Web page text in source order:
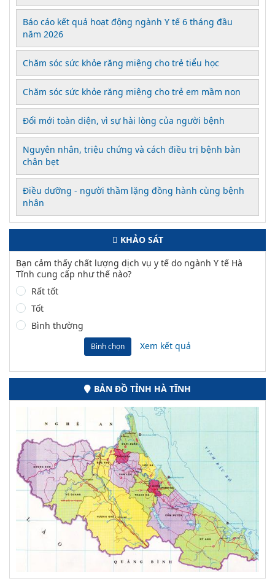
Báo cáo kết quả hoạt động ngành Y tế 6 tháng đầu
năm 2026
Chăm sóc sức khỏe răng miệng cho trẻ tiểu học
Chăm sóc sức khỏe răng miệng cho trẻ em mầm non
Đổi mới toàn diện, vì sự hài lòng của người bệnh
Nguyên nhân, triệu chứng và cách điều trị bệnh bàn
chân bẹt
Điều dưỡng - người thầm lặng đồng hành cùng bệnh
nhân
KHẢO SÁT
Bạn cảm thấy chất lượng dịch vụ y tế do ngành Y tế Hà
Tĩnh cung cấp như thế nào?
Rất tốt
Tốt
Bình thường
Bình chọn Xem kết quả
BẢN ĐỒ TỈNH HÀ TĨNH